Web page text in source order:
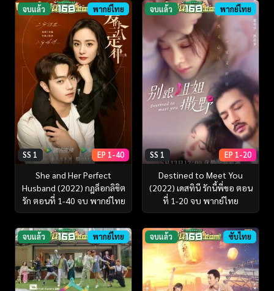
จบแล้ว พากย์ไทย
SS 1 EP 1-40
She and Her Perfect
Husband (2022) กฎล็อกลิขิต
รัก ตอนที่ 1-40 จบ พากย์ไทย
จบแล้ว พากย์ไทย
SS 1 EP 1-20
Destined to Meet You
(2022) เดสทินี รักนี้พี่ขอ ตอน
ที่ 1-20 จบ พากย์ไทย
จบแล้ว พากย์ไทย จบแล้ว ซับไทย